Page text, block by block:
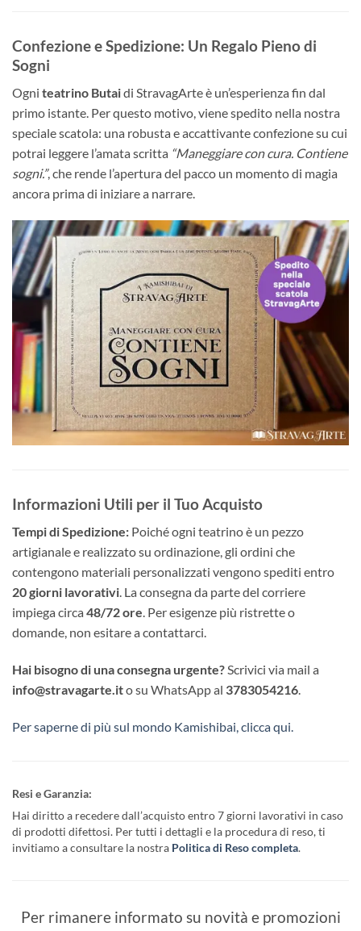
Confezione e Spedizione: Un Regalo Pieno di
Sogni
Ogni teatrino Butaidi StravagArte è un’esperienza fin dal
primo istante. Per questo motivo, viene spedito nella nostra
speciale scatola: una robusta e accattivante confezione su cui
potrai leggere l’amata scritta “Maneggiare con cura. Contiene
sogni.”, che rende l’apertura del pacco un momento di magia
ancora prima di iniziare a narrare.
Informazioni Utili per il Tuo Acquisto
Tempi di Spedizione: Poiché ogni teatrino è un pezzo
artigianale e realizzato su ordinazione, gli ordini che
contengono materiali personalizzati vengono spediti entro
20 giorni lavorativi. La consegna da parte del corriere
impiega circa 48/72 ore. Per esigenze più ristrette o
domande, non esitare a contattarci.
Hai bisogno di una consegna urgente?Scrivici via mail a
info@stravagarte.ito su WhatsApp al 3783054216.
Per saperne di più sul mondo Kamishibai, clicca qui.
Resi e Garanzia:
Hai diritto a recedere dall’acquisto entro 7 giorni lavorativi in caso
di prodotti difettosi. Per tutti i dettagli e la procedura di reso, ti
invitiamo a consultare la nostra Politica di Reso completa.
Per rimanere informato su novità e promozioni